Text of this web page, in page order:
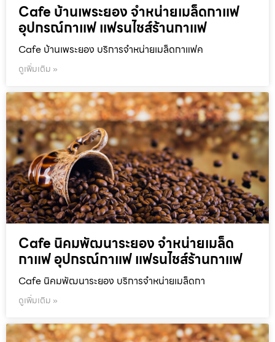
Cafe บ้านเพระยอง จำหน่ายเมล็ดกาแฟ
อุปกรณ์กาแฟ แฟรนไชส์ร้านกาแฟ
Cafe บ้านเพระยอง บริการจำหน่ายเมล็ดกาแฟค
ดูเพิ่มเติม »
Cafe นิคมพัฒนาระยอง จำหน่ายเมล็ด
กาแฟ อุปกรณ์กาแฟ แฟรนไชส์ร้านกาแฟ
Cafe นิคมพัฒนาระยอง บริการจำหน่ายเมล็ดกา
ดูเพิ่มเติม »